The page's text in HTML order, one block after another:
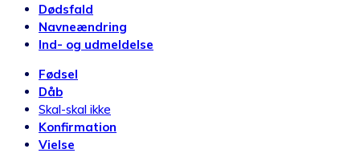
Dødsfald
Navneændring
Ind- og udmeldelse
Fødsel
Dåb
Skal-skal ikke
Konfirmation
Vielse